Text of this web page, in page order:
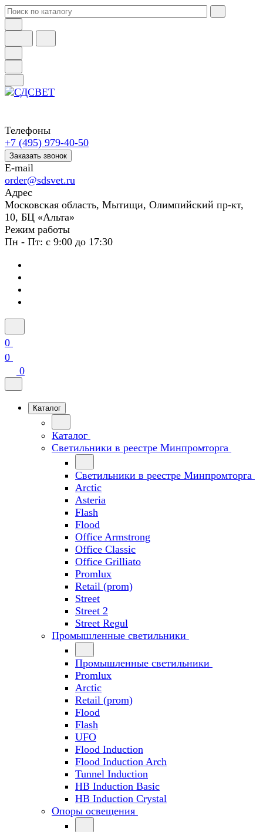
Телефоны
+7 (495) 979-40-50
Заказать звонок
E-mail
order@sdsvet.ru
Адрес
Московская область, Мытищи, Олимпийский пр-кт,
10, БЦ «Альта»
Режим работы
Пн - Пт: с 9:00 до 17:30
0
0
0
Каталог
Каталог
Светильники в реестре Минпромторга
Светильники в реестре Минпромторга
Arctic
Asteria
Flash
Flood
Office Armstrong
Office Classic
Office Grilliato
Promlux
Retail (prom)
Street
Street 2
Street Regul
Промышленные светильники
Промышленные светильники
Promlux
Arctic
Retail (prom)
Flood
Flash
UFO
Flood Induction
Flood Induction Arch
Tunnel Induction
HB Induction Basic
HB Induction Crystal
Опоры освещения